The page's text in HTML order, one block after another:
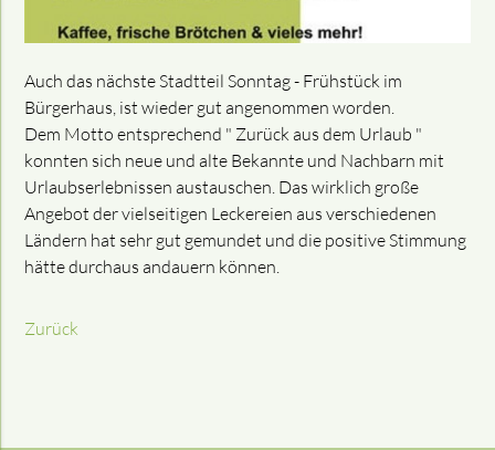
Auch das nächste Stadtteil Sonntag - Frühstück im
Bürgerhaus, ist wieder gut angenommen worden.
Dem Motto entsprechend " Zurück aus dem Urlaub "
konnten sich neue und alte Bekannte und Nachbarn mit
Urlaubserlebnissen austauschen. Das wirklich große
Angebot der vielseitigen Leckereien aus verschiedenen
Ländern hat sehr gut gemundet und die positive Stimmung
hätte durchaus andauern können.
Zurück